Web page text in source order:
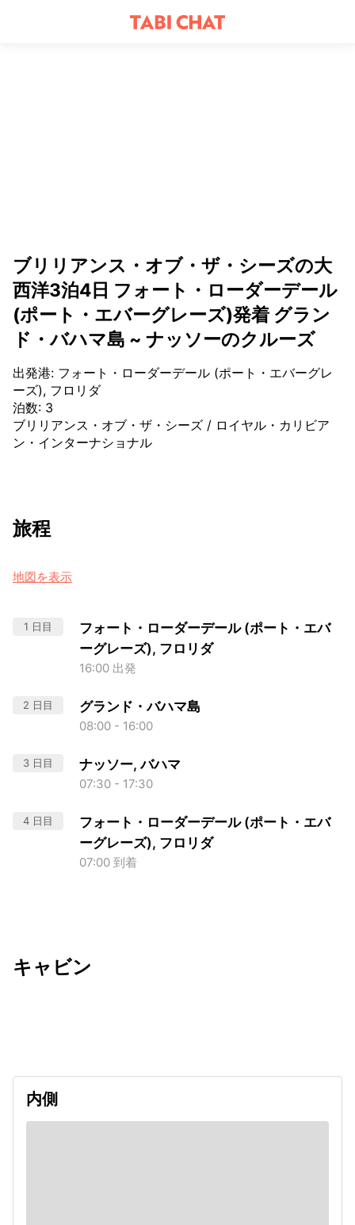
ブリリアンス・オブ・ザ・シーズの大
西洋3泊4日 フォート・ローダーデール
(ポート・エバーグレーズ)発着 グラン
ド・バハマ島 ~ ナッソーのクルーズ
出発港: フォート・ローダーデール (ポート・エバーグレ
ーズ), フロリダ
泊数: 3
ブリリアンス・オブ・ザ・シーズ / ロイヤル・カリビア
ン・インターナショナル
旅程
地図を表示
1 日目
フォート・ローダーデール (ポート・エバ
ーグレーズ), フロリダ
16:00 出発
2 日目 グランド・バハマ島
08:00 - 16:00
3 日目 ナッソー, バハマ
07:30 - 17:30
4 日目
フォート・ローダーデール (ポート・エバ
ーグレーズ), フロリダ
07:00 到着
キャビン
内側